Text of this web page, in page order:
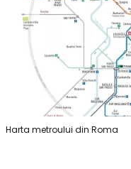
Harta metroului din Roma